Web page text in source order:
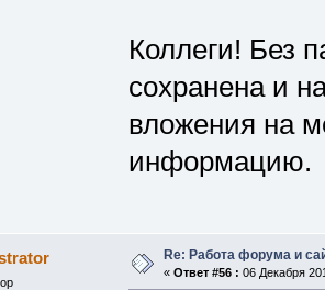
Коллеги! Без
сохранена и
вложения на
информацию.
Re: Работа форума и
« Ответ #56 : 06 Декабря